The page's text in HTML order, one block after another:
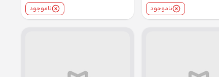
ناموجود ناموجود